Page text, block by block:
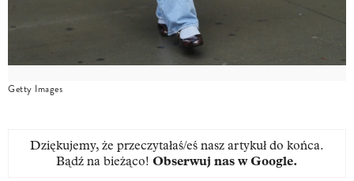
Getty Images
Dziękujemy, że przeczytałaś/eś nasz artykuł do końca.
Bądź na bieżąco! Obserwuj nas w Google.